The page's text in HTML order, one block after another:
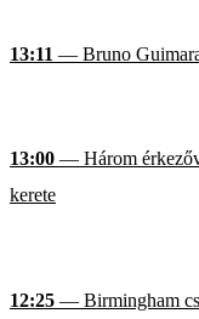
13:11 — Bruno
13:00 — Három
kerete
12:25 — Birmingham